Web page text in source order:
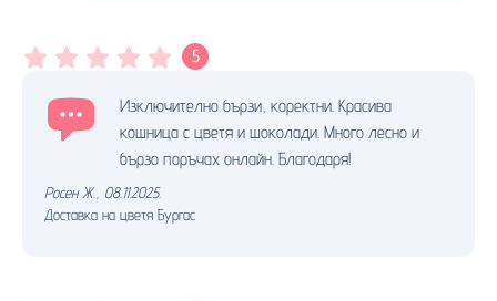
5
Изключително бързи, коректни. Красива
кошница с цветя и шоколади. Много лесно и
бързо поръчах онлайн. Благодаря!
Росен Ж.
08.11.2025.
Доставка на цветя Бургас